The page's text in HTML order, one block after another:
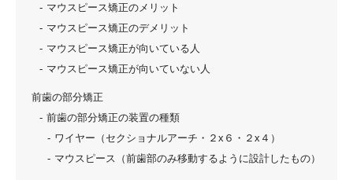
マウスピース矯正のメリット
マウスピース矯正のデメリット
マウスピース矯正が向いている人
マウスピース矯正が向いていない人
前歯の部分矯正
前歯の部分矯正の装置の種類
ワイヤー（セクショナルアーチ・２x６・２x４）
マウスピース（前歯部のみ移動するように設計したもの）